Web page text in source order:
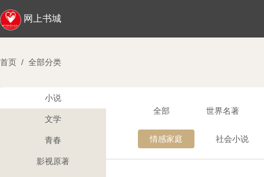
网上书城
首页 / 全部分类
小说
文学
青春
影视原著
全部 世界名著
情感家庭 社会小说